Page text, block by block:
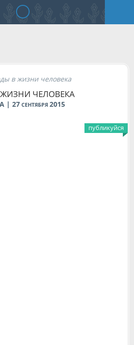
в жизни человека
ЧЕЛОВЕКА
| 27 СЕНТЯБРЯ 2015
публикуйся